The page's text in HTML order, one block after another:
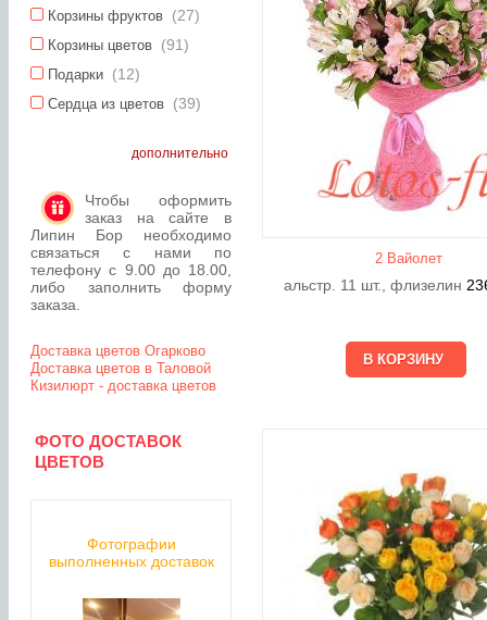
Корзины фруктов (27)
Корзины цветов (91)
Подарки (12)
Сердца из цветов (39)
дополнительно
Чтобы оформить
заказ на сайте в
Липин Бор необходимо
связаться с нами по
телефону с 9.00 до 18.00,
либо заполнить форму
заказа.
Доставка цветов Огарково
Доставка цветов в Таловой
Кизилюрт - доставка цветов
ФОТО ДОСТАВОК
ЦВЕТОВ
Фотографии
выполненных доставок
2 Вайолет
альстр. 11 шт., флизелин